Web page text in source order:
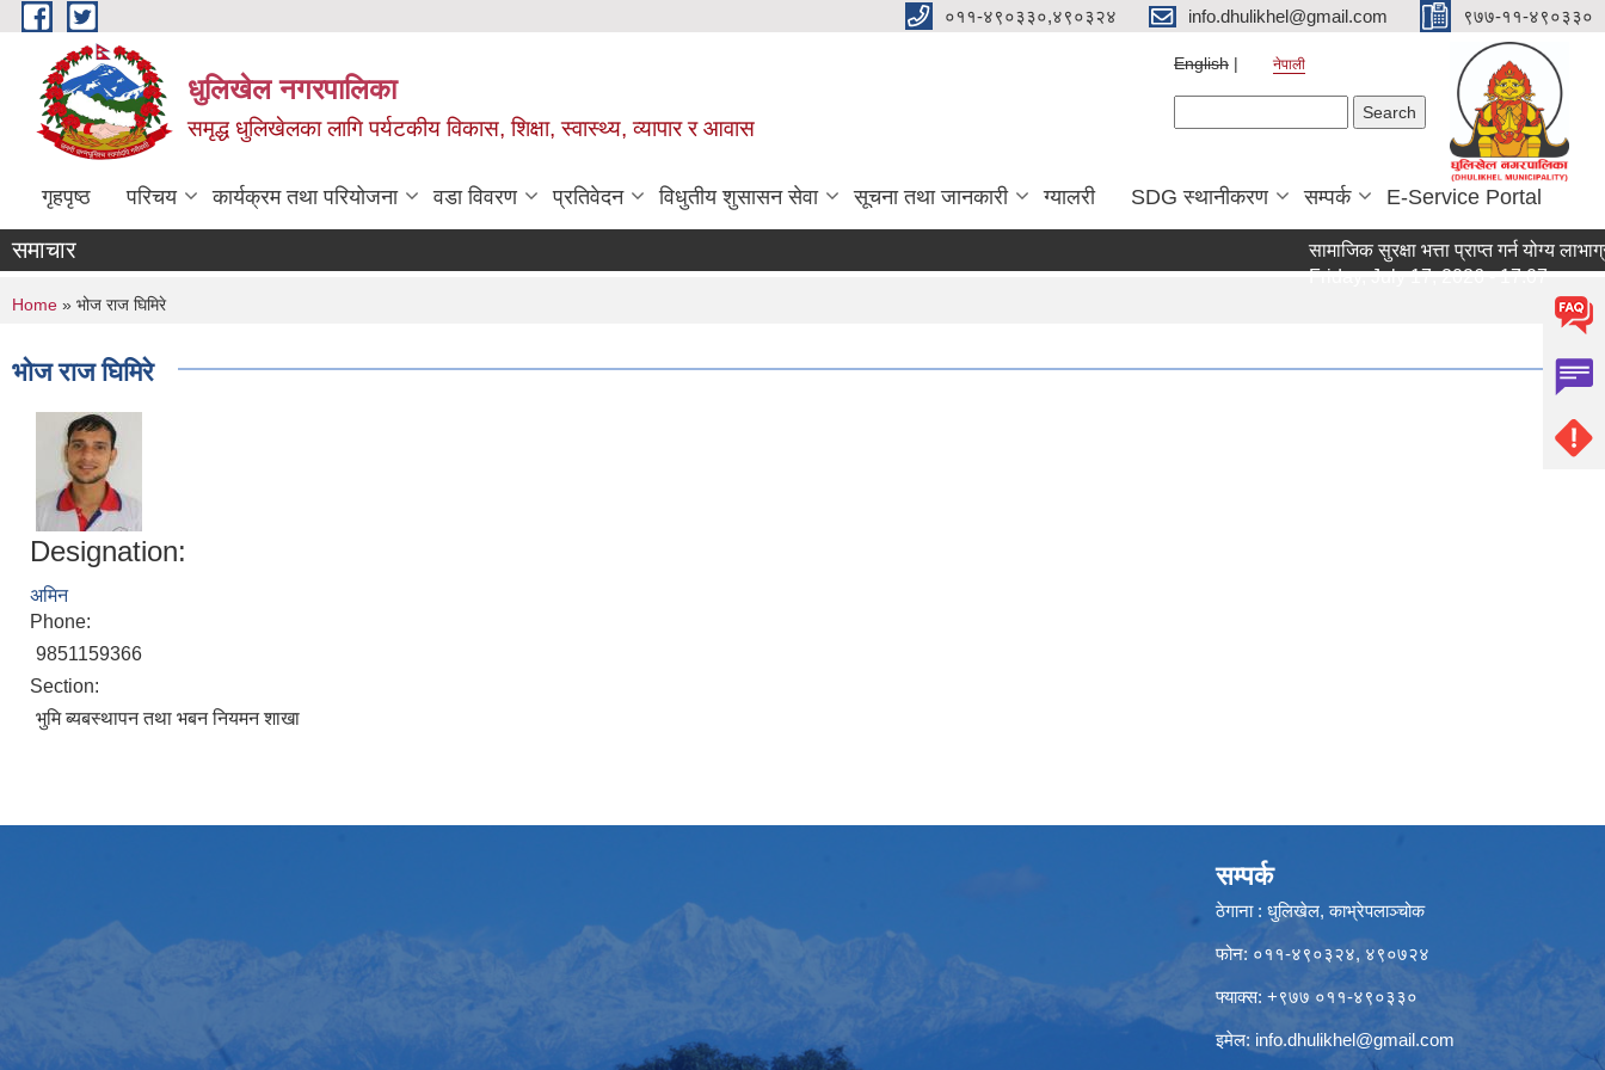
Skip to main content ०११-४९०३३०,४९०३२४ info.dhulikhel@gmail.com ९७७-११-४९०३३०
धुलिखेल नगरपालिका
समृद्ध धुलिखेलका लागि पर्यटकीय विकास, शिक्षा, स्वास्थ्य, व्यापार र आवास
English नेपाली
गृहपृष्ठ परिचय कार्यक्रम तथा परियोजना वडा विवरण प्रतिवेदन विधुतीय शुसासन सेवा सूचना तथा जानकारी ग्यालरी SDG स्थानीकरण सम्पर्क E-Service Portal
समाचार
सामाजिक सुरक्षा भत्ता प्राप्त गर्न योग्य
Friday, July 17, 2026 - 17:07
You are here
Home » भोज राज घिमिरे
भोज राज घिमिरे
Designation:
अमिन
Phone:
9851159366
Section:
भुमि ब्यबस्थापन तथा भबन नियमन शाखा
सम्पर्क
ठेगाना : धुलिखेल, काभ्रेपलाञ्चोक
फोन: ०११-४९०३२४, ४९०७२४
फ्याक्स: +९७७ ०११-४९०३३०
इमेल: info.dhulikhel@gmail.com